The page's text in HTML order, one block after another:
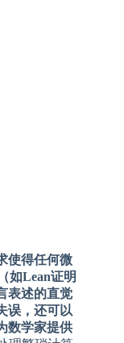
使得任何微
如Lean证明
表述的直觉
误，还可以
数学家提供